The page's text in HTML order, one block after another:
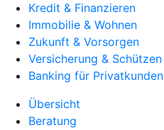
Kredit & Finanzieren
Immobilie & Wohnen
Zukunft & Vorsorgen
Versicherung & Schützen
Banking für Privatkunden
Übersicht
Beratung